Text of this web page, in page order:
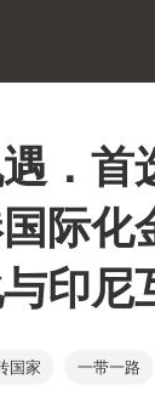
．首
际化
印尼
国家 一带一路